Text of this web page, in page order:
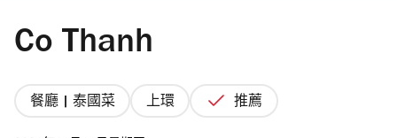
Co Thanh
餐廳 | 泰國菜 上環 推薦